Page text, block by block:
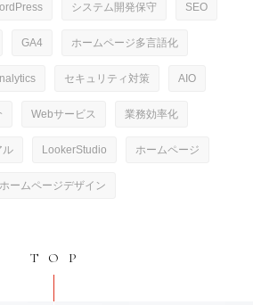
システム開発保守 SEO
GA4 ホームページ多言語化
セキュリティ対策 AIO
Webサービス 業務効率化
ル LookerStudio ホームページ
ホームページデザイン
TOP